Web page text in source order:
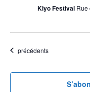
Kiyo Festival Rue
Évènements
précédents